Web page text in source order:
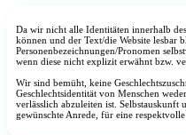
Da wir nicht alle Identitäten innerhalb
können und der Text/die Website lesbar
Personenbezeichnungen/Pronomen
wenn diese nicht explizit erwähnt bzw.
Wir sind bemüht, keine
Geschlechtsidentität von Menschen
verlässlich abzuleiten ist.
gewünschte Anrede, für eine